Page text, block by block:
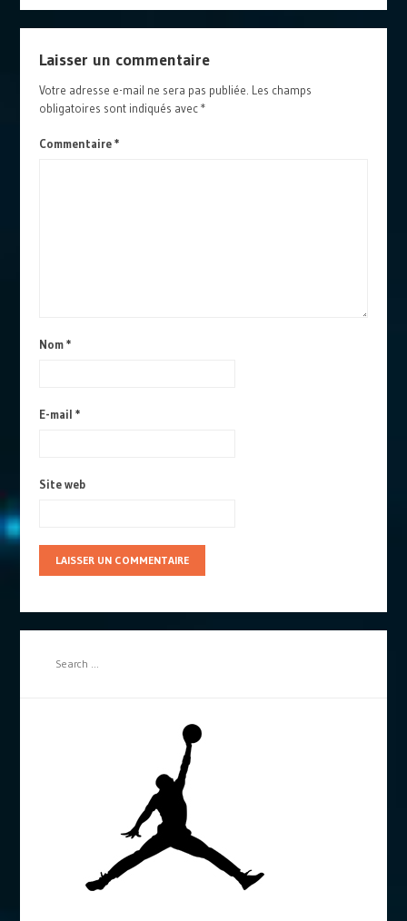
Laisser un commentaire
Votre adresse e-mail ne sera pas publiée. Les champs
obligatoires sont indiqués avec*
Commentaire*
Nom*
E-mail *
Site web